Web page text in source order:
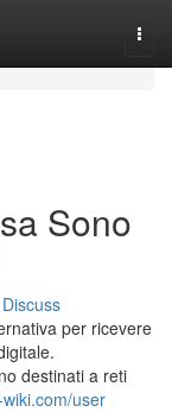
Sono
Discuss
per ricevere
destinati a reti
user